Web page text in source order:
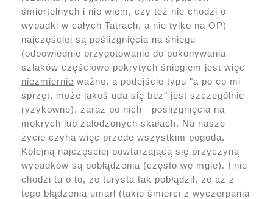
śmiertelnych i nie wiem, czy też nie chodzi o
wypadki w całych Tatrach, a nie tylko na OP)
najczęściej są poślizgnięcia na śniegu
(odpowiednie przygotowanie do pokonywania
szlaków częściowo pokrytych śniegiem jest więc
niezmiernie ważne, a podejście typu "a po co mi
sprzęt, może jakoś uda się bez" jest szczególnie
ryzykowne), zaraz po nich - poślizgnięcia na
mokrych lub zalodzonych skałach. Na nasze
życie czyha więc przede wszystkim pogoda.
Kolejną najczęściej powtarzającą się przyczyną
wypadków są pobłądzenia (często we mgle). I nie
chodzi tu o to, że turysta tak pobłądził, że aż z
tego błądzenia umarł (takie śmierci z wyczerpania